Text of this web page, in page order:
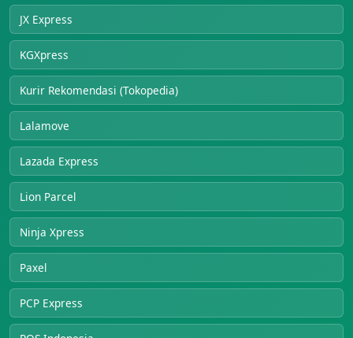
JX Express
KGXpress
Kurir Rekomendasi (Tokopedia)
Lalamove
Lazada Express
Lion Parcel
Ninja Xpress
Paxel
PCP Express